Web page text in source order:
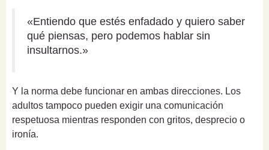
«Entiendo que estés enfadado y quiero saber
qué piensas, pero podemos hablar sin
insultarnos.»
Y la norma debe funcionar en ambas direcciones. Los
adultos tampoco pueden exigir una comunicación
respetuosa mientras responden con gritos, desprecio o
ironía.